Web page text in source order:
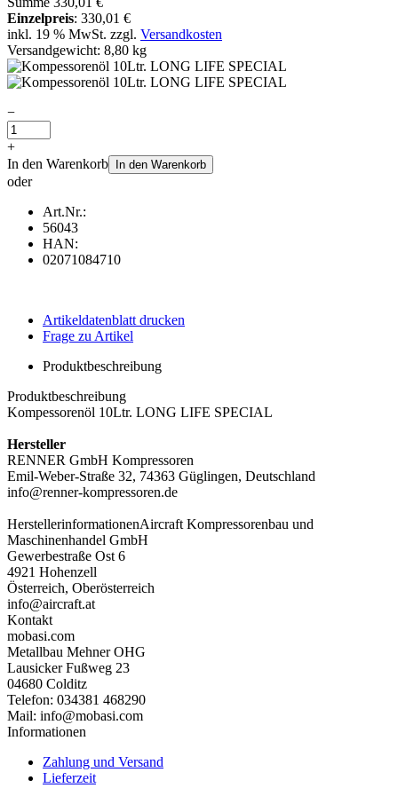
Einzelpreis: 330,01 €
inkl. 19 % MwSt. zzgl. Versandkosten
Versandgewicht: 8,80 kg
−
+
In den Warenkorb
In den Warenkorb
oder
Art.Nr.:
56043
HAN:
02071084710
Artikeldatenblatt drucken
Frage zu Artikel
Produktbeschreibung
Produktbeschreibung
Kompessorenöl 10Ltr. LONG LIFE SPECIAL
Hersteller
RENNER GmbH Kompressoren
Emil-Weber-Straße 32, 74363 Güglingen, Deutschland
info@renner-kompressoren.de
HerstellerinformationenAircraft Kompressorenbau und
Maschinenhandel GmbH
Gewerbestraße Ost 6
4921 Hohenzell
Österreich, Oberösterreich
info@aircraft.at
Kontakt
mobasi.com
Metallbau Mehner OHG
Lausicker Fußweg 23
04680 Colditz
Telefon: 034381 468290
Mail: info@mobasi.com
Informationen
Zahlung und Versand
Lieferzeit